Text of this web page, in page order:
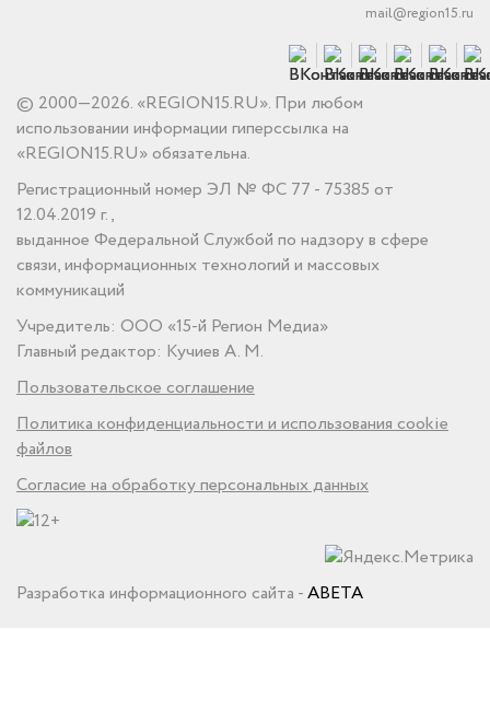
mail@region15.ru
© 2000—2026. «REGION15.RU». При любом
использовании информации гиперссылка на
«REGION15.RU» обязательна.
Регистрационный номер ЭЛ № ФС 77 - 75385 от
12.04.2019 г.,
выданное Федеральной Службой по надзору в сфере
связи, информационных технологий и массовых
коммуникаций
Учредитель: ООО «15-й Регион Медиа»
Главный редактор: Кучиев А. М.
Пользовательское соглашение
Политика конфиденциальности и использования cookie
файлов
Согласие на обработку персональных данных
Разработка информационного сайта -ABETA